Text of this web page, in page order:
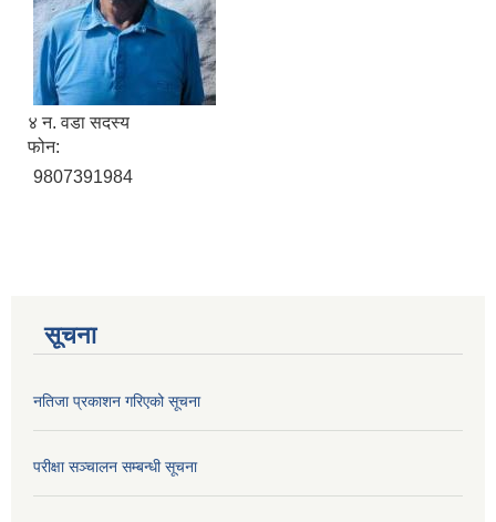
४ न. वडा सदस्य
फोन:
9807391984
सूचना
नतिजा प्रकाशन गरिएको सूचना
परीक्षा सञ्चालन सम्बन्धी सूचना